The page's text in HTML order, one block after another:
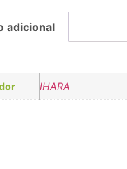
adicional
IHARA